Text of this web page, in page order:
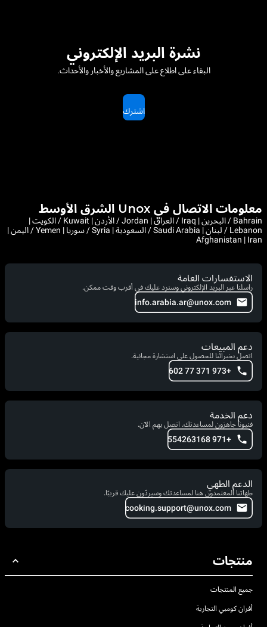
نشرة البريد الإلكتروني
البقاء على اطلاع على المشاريع والأخبار والأحداث.
اشترك
معلومات الاتصال في Unox الشرق الأوسط
Bahrain / البحرين | Iraq / العراق | Jordan / الأردن | Kuwait / الكويت |
Lebanon / لبنان | Saudi Arabia / السعودية | Syria / سوريا | Yemen / اليمن |
Afghanistan | Iran
الاستفسارات العامة
راسلنا عبر البريد الإلكتروني وسنرد عليك في أقرب وقت ممكن.
info.arabia.ar@unox.com
دعم المبيعات
اتصل بخبرائنا للحصول على استشارة مجانية.
+973 371 77 602
دعم الخدمة
فنيونا جاهزون لمساعدتك. اتصل بهم الآن.
+971 554263168
الدعم الطهي
طهاتنا المعتمدون هنا لمساعدتك وسيردّون عليك قريبًا.
cooking.support@unox.com
منتجات
جميع المنتجات
أفران كومبي التجارية